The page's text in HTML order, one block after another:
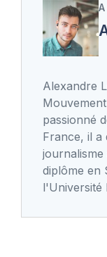
A
Alexandre
passionné
France, il a
diplôme en
l'Université